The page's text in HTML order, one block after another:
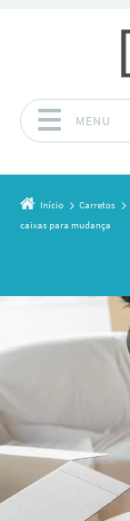
MENU
Início Carretos
caixas para mudança